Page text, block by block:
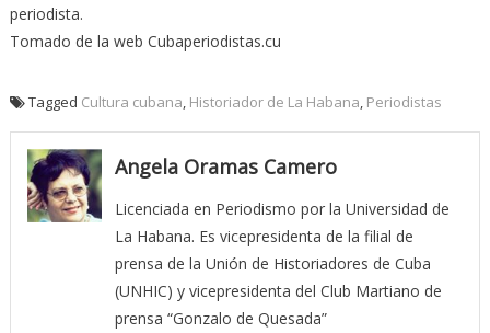
periodista.
Tomado de la web Cubaperiodistas.cu
Tagged Cultura cubana Historiador de La Habana Periodistas
Angela Oramas Camero
Licenciada en Periodismo por la Universidad de
La Habana. Es vicepresidenta de la filial de
prensa de la Unión de Historiadores de Cuba
(UNHIC) y vicepresidenta del Club Martiano de
prensa “Gonzalo de Quesada”